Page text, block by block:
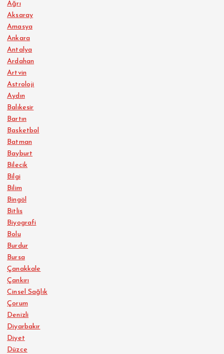
Ağrı
Aksaray
Amasya
Ankara
Antalya
Ardahan
Artvin
Astroloji
Aydın
Balıkesir
Bartın
Basketbol
Batman
Bayburt
Bilecik
Bilgi
Bilim
Bingöl
Bitlis
Biyografi
Bolu
Burdur
Bursa
Çanakkale
Çankırı
Cinsel Sağlık
Çorum
Denizli
Diyarbakır
Diyet
Düzce